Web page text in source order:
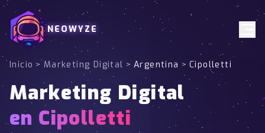
NEOWYZE
Inicio > Marketing Digital > Argentina > Cipolletti
Marketing Digital
en Cipolletti